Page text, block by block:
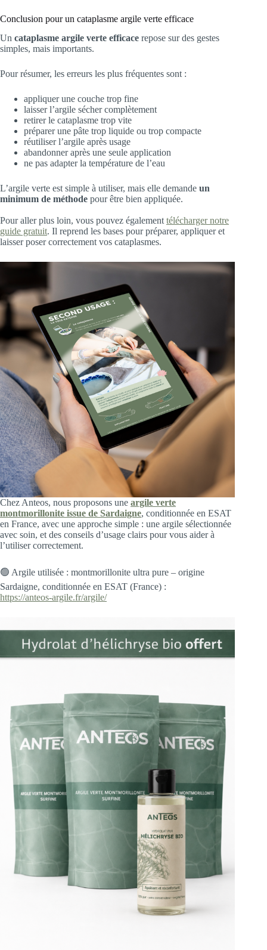
Conclusion pour un cataplasme argile verte efficace
Un cataplasme argile verte efficace repose sur des gestes
simples, mais importants.
Pour résumer, les erreurs les plus fréquentes sont :
appliquer une couche trop fine
laisser l’argile sécher complètement
retirer le cataplasme trop vite
préparer une pâte trop liquide ou trop compacte
réutiliser l’argile après usage
abandonner après une seule application
ne pas adapter la température de l’eau
L’argile verte est simple à utiliser, mais elle demande un
minimum de méthode pour être bien appliquée.
Pour aller plus loin, vous pouvez également télécharger notre
guide gratuit. Il reprend les bases pour préparer, appliquer et
laisser poser correctement vos cataplasmes.
Chez Anteos, nous proposons une argile verte
montmorillonite issue de Sardaigne, conditionnée en ESAT
en France, avec une approche simple : une argile sélectionnée
avec soin, et des conseils d’usage clairs pour vous aider à
l’utiliser correctement.
🟢 Argile utilisée : montmorillonite ultra pure – origine
Sardaigne, conditionnée en ESAT (France) :
https://anteos-argile.fr/argile/